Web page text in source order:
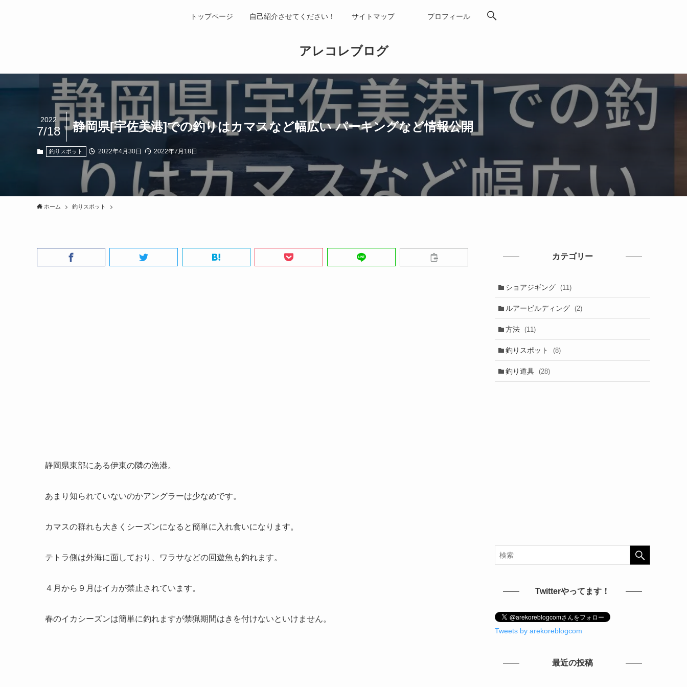
アレコレブログ
トップページ 自己紹介させてください！ サイトマップ プロフィール
静岡県[宇佐美港]での釣りはカマスなど幅広い パーキングなど情報公開
2022
7/18
釣りスポット 2022年4月30日 2022年7月18日
ホーム 釣りスポット
静岡県東部にある伊東の隣の漁港。
あまり知られていないのかアングラーは少なめです。
カマスの群れも大きくシーズンになると簡単に入れ食いになります。
テトラ側は外海に面しており、ワラサなどの回遊魚も釣れます。
４月から９月はイカが禁止されています。
春のイカシーズンは簡単に釣れますが禁猟期間はきを付けないといけません。
カテゴリー
ショアジギング (11)
ルアービルディング (2)
方法 (11)
釣りスポット (8)
釣り道具 (28)
Twitterやってます！
Tweets by arekoreblogcom
最近の投稿